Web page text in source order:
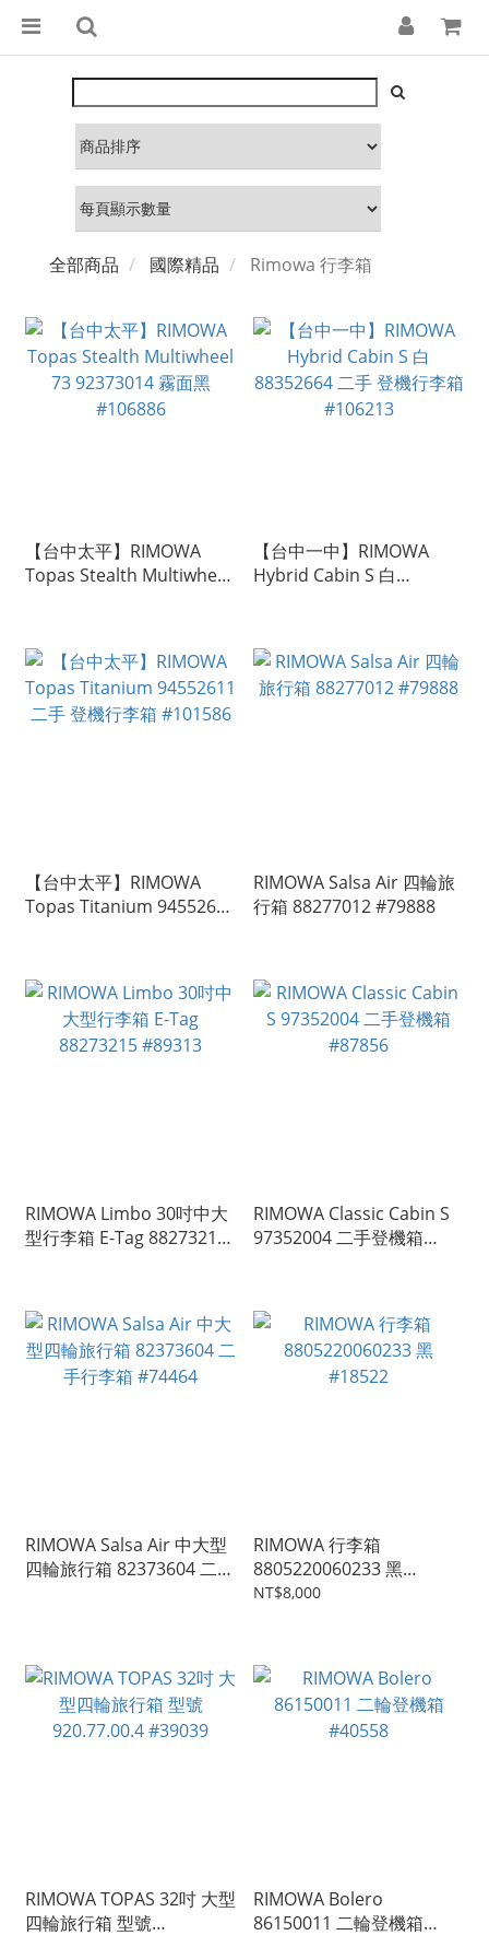
全部商品 國際精品 Rimowa 行李箱
【台中太平】RIMOWA
Topas Stealth Multiwheel
【台中一中】RIMOWA
Hybrid Cabin S 白
【台中太平】RIMOWA
Topas Titanium 94552611
RIMOWA Salsa Air 四輪旅
行箱 88277012 #79888
RIMOWA Limbo 30吋中大
型行李箱 E-Tag 88273215
RIMOWA Classic Cabin S
97352004 二手登機箱
RIMOWA Salsa Air 中大型
四輪旅行箱 82373604 二手
RIMOWA 行李箱
8805220060233 黑
#18522
NT$8,000
RIMOWA TOPAS 32吋 大型
四輪旅行箱 型號
RIMOWA Bolero
86150011 二輪登機箱